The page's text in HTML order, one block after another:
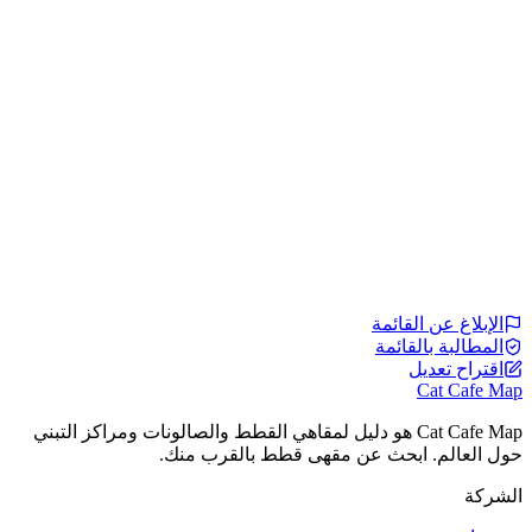
الإبلاغ عن القائمة
المطالبة بالقائمة
اقتراح تعديل
Cat Cafe Map
Cat Cafe Map هو دليل لمقاهي القطط والصالونات ومراكز التبني
حول العالم. ابحث عن مقهى قطط بالقرب منك.
الشركة